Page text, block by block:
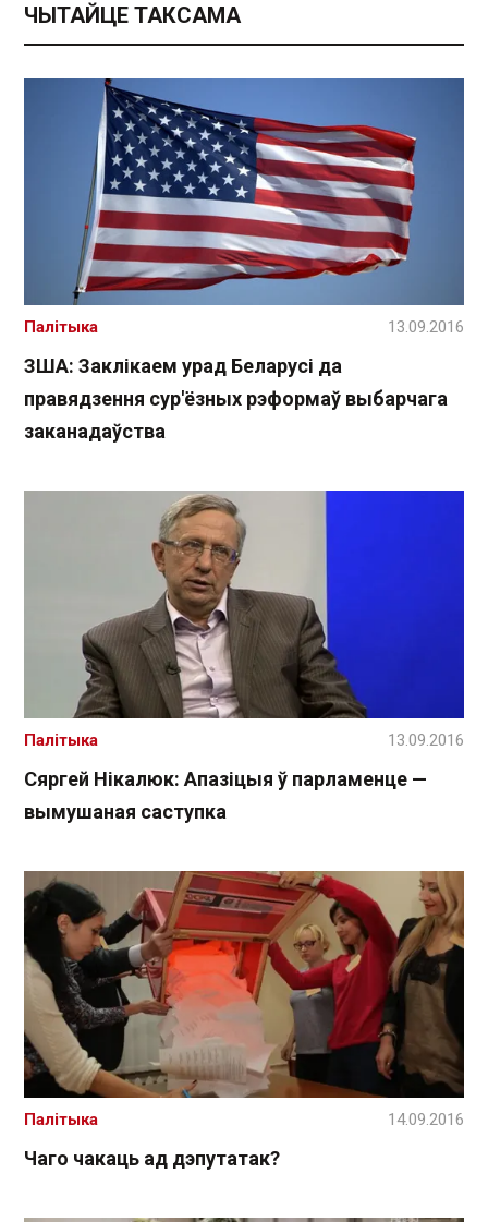
ЧЫТАЙЦЕ ТАКСАМА
ЗША: Заклікаем урад Беларусі да
правядзення сур'ёзных рэформаў выбарчага
заканадаўства
Палітыка 13.09.2016
Сяргей Нікалюк: Апазіцыя ў парламенце —
вымушаная саступка
Палітыка 13.09.2016
Чаго чакаць ад дэпутатак?
Палітыка 14.09.2016